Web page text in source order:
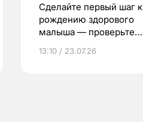
Сделайте первый шаг к
рождению здорового
малыша — проверьте
по ОМС!
13:10 / 23.07.26